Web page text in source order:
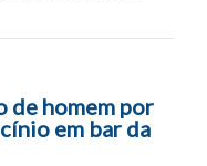
de homem por
em bar da